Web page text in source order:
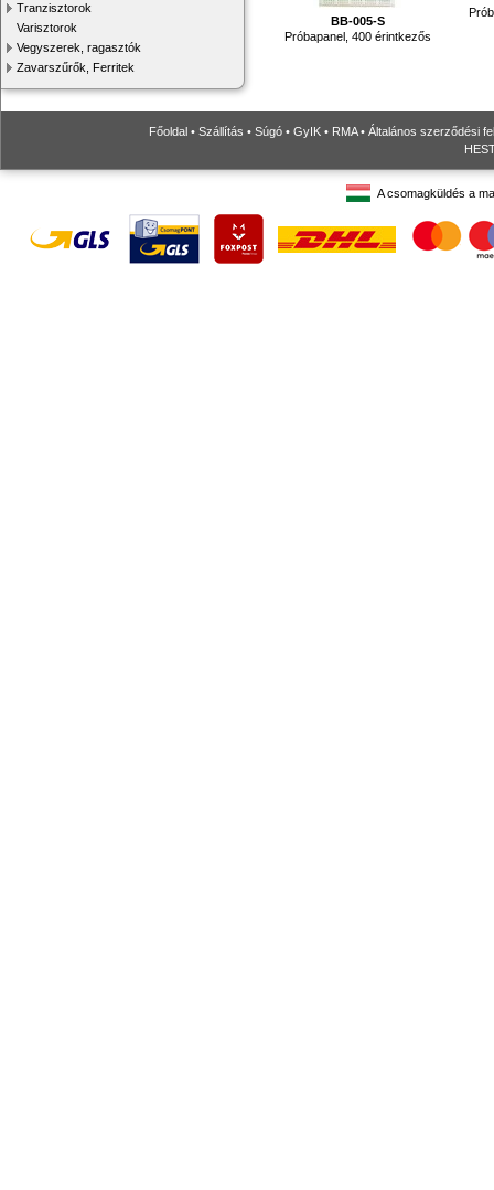
Tranzisztorok
Varisztorok
Vegyszerek, ragasztók
Zavarszűrők, Ferritek
BB-005-S
Próbapanel, 400 érintkezős
Főoldal • Szállítás • Súgó • GyIK • RMA• Általános szerződési
A csomagküldés a